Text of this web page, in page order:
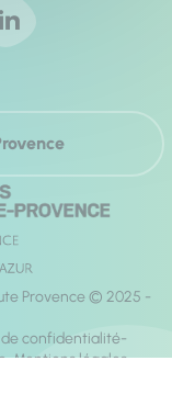
Provence © 2025 -
de confidentialité
Mentions légales